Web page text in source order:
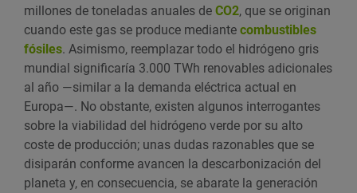
millones de toneladas anuales de CO2, que se originan
cuando este gas se produce mediante combustibles
fósiles. Asimismo, reemplazar todo el hidrógeno gris
mundial significaría 3.000 TWh renovables adicionales
al año —similar a la demanda eléctrica actual en
Europa—. No obstante, existen algunos interrogantes
sobre la viabilidad del hidrógeno verde por su alto
coste de producción; unas dudas razonables que se
disiparán conforme avancen la descarbonización del
planeta y, en consecuencia, se abarate la generación